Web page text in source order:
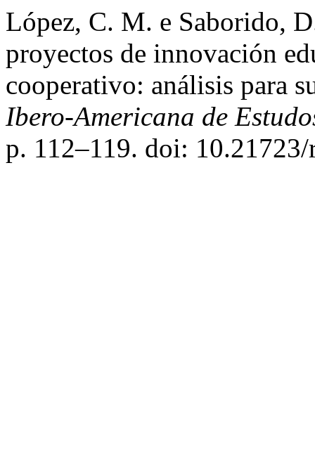
López, C. M. e Saborido,
proyectos de innovación
cooperativo: análisis para
Ibero-Americana de
p. 112–119. doi: